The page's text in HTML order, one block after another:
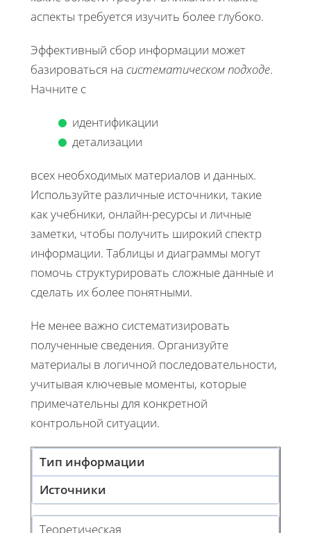
аспекты требуется изучить более глубоко.
Эффективный сбор информации может
базироваться на систематическом подходе.
Начните с
идентификации
детализации
всех необходимых материалов и данных.
Используйте различные источники, такие
как учебники, онлайн-ресурсы и личные
заметки, чтобы получить широкий спектр
информации. Таблицы и диаграммы могут
помочь структурировать сложные данные и
сделать их более понятными.
Не менее важно систематизировать
полученные сведения. Организуйте
материалы в логичной последовательности,
учитывая ключевые моменты, которые
примечательны для конкретной
контрольной ситуации.
Тип информации
Источники
Теоретическая